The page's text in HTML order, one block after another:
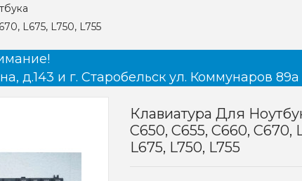
L675, L750, L755
д.143 и г. Старобельск ул. Коммунаров 89а
Клавиатура Для
C650, C655, C660, C670,
L675, L750, L755